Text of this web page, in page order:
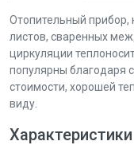
Отопительный прибор,
листов, сваренных
циркуляции
популярны благодаря
стоимости, хорошей
виду.
Характеристики